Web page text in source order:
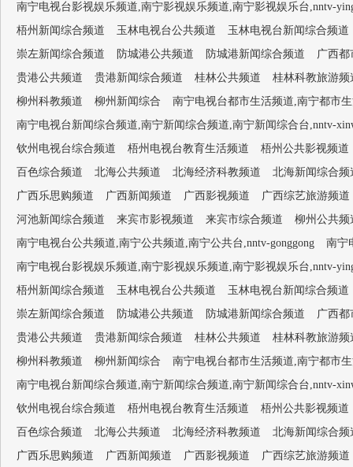
南宁电视台影视娱乐频道,南宁影视娱乐频道,南宁影视娱乐台,nntv-
梧州新闻综合频道
玉林电视台公共频道
玉林电视台新闻综合频道
崇左新闻综合频道
防城港公共频道 防城港新闻综合频道
广西都
贵港公共频道
贵港新闻综合频道 桂林公共频道
桂林科教旅游频
柳州科教频道
柳州新闻综合
南宁电视台都市生活频道,南宁都市
南宁电视台新闻综合频道,南宁新闻综合频道,南宁新闻综合台,nntv-
钦州电视台综合频道
梧州电视台教育生活频道
梧州公共影视频道
百色综合频道
北海公共频道 北海经济科教频道
北海新闻综合频
广西乐思购频道
广西新闻频道 广西影视频道
广西综艺旅游频道
河池新闻综合频道
来宾市影视频道 来宾市综合频道
柳州公共频
南宁电视台公共频道,南宁公共频道,南宁公共台,nntv-gonggong
南宁
南宁电视台影视娱乐频道,南宁影视娱乐频道,南宁影视娱乐台,nntv-
梧州新闻综合频道
玉林电视台公共频道
玉林电视台新闻综合频道
崇左新闻综合频道
防城港公共频道 防城港新闻综合频道
广西都
贵港公共频道
贵港新闻综合频道 桂林公共频道
桂林科教旅游频
柳州科教频道
柳州新闻综合
南宁电视台都市生活频道,南宁都市
南宁电视台新闻综合频道,南宁新闻综合频道,南宁新闻综合台,nntv-
钦州电视台综合频道
梧州电视台教育生活频道
梧州公共影视频道
百色综合频道
北海公共频道 北海经济科教频道
北海新闻综合频
广西乐思购频道
广西新闻频道 广西影视频道 广西综艺旅游频道